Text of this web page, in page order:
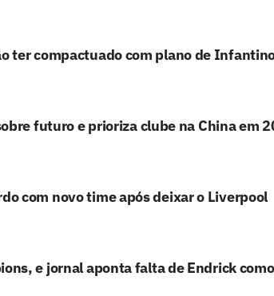
ter compactuado com plano de
futuro e prioriza clube na China em
com novo time após deixar o Liverpool
e jornal aponta falta de Endrick